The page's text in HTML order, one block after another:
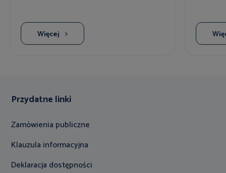
Więcej
Przydatne linki
Zamówienia publiczne
Klauzula informacyjna
Deklaracja dostępności